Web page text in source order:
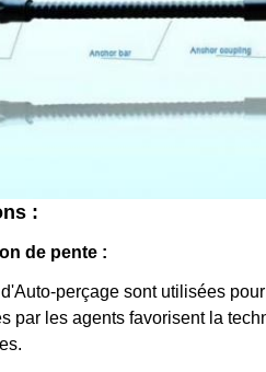
:
de pente :
perçage sont utilisées
par les agents favorisent la